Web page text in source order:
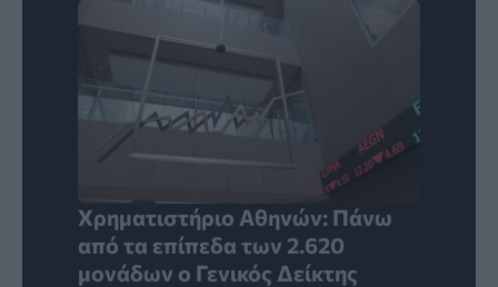
Χρηματιστήριο Αθηνών: Πάνω
από τα επίπεδα των 2.620
μονάδων ο Γενικός Δείκτης